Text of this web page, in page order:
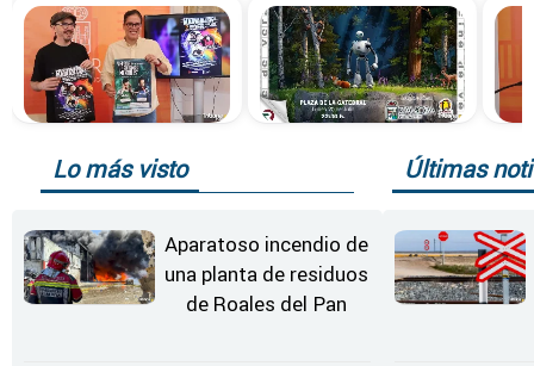
Lo más visto
Aparatoso incendio de
una planta de residuos
de Roales del Pan
Últimas